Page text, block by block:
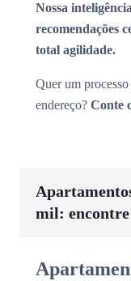
Nossa
recomendações
total agilidade.
Quer um
endereço? Conte
mil: encontre